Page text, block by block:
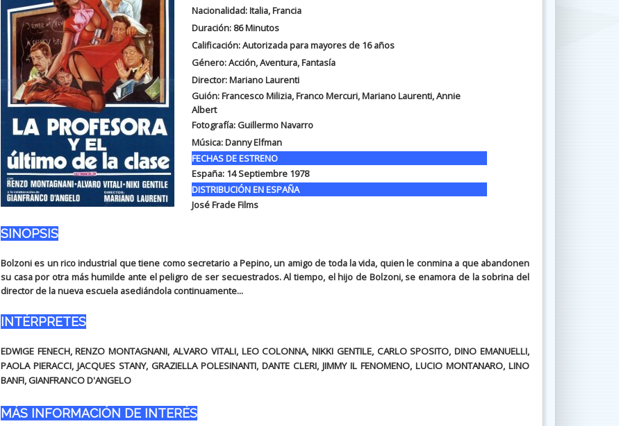
Nacionalidad: Italia, Francia
Duración: 86 Minutos
Calificación: Autorizada para mayores de 16 años
Género: Acción, Aventura, Fantasía
Director: Mariano Laurenti
Guión:Francesco Milizia, Franco Mercuri, Mariano Laurenti, Annie
Albert
Fotografía: Guillermo Navarro
Música:Danny Elfman
FECHAS DE ESTRENO
España: 14 Septiembre 1978
DISTRIBUCIÓN EN ESPAÑA
José Frade Films
SINOPSIS
Bolzoni es un rico industrial que tiene como secretario a Pepino, un amigo de toda la vida, quien le conmina a que abandonen
su casa por otra más humilde ante el peligro de ser secuestrados. Al tiempo, el hijo de Bolzoni, se enamora de la sobrina del
director de la nueva escuela asediándola continuamente...
INTÉRPRETES
EDWIGE FENECH, RENZO MONTAGNANI, ALVARO VITALI, LEO COLONNA, NIKKI GENTILE, CARLO SPOSITO, DINO EMANUELLI,
PAOLA PIERACCI, JACQUES STANY, GRAZIELLA POLESINANTI, DANTE CLERI, JIMMY IL FENOMENO, LUCIO MONTANARO, LINO
BANFI, GIANFRANCO D'ANGELO
MÁS INFORMACIÓN DE INTERÉS